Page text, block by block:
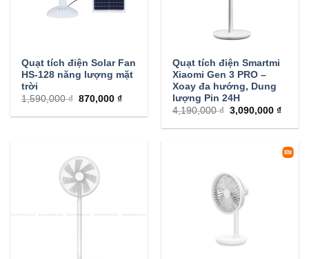
Quạt tích điện Solar Fan
HS-128 năng lượng mặt
trời
1,590,000 ₫ 870,000 ₫
Quạt tích điện Smartmi
Xiaomi Gen 3 PRO –
Xoay đa hướng, Dung
lượng Pin 24H
4,190,000 ₫ 3,090,000 ₫